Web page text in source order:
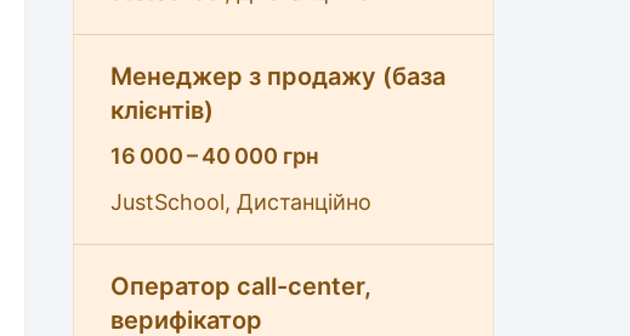
Менеджер з продажу (база
клієнтів)
16 000 – 40 000 грн
JustSchool, Дистанційно
Оператор call-center,
верифікатор